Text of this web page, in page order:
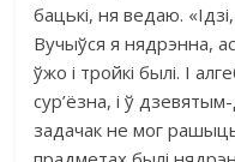
бацькі, ня ведаю.
Вучыўся я нядрэнна,
ўжо і тройкі былі. І
сур’ёзна, і ў
задачак не мог